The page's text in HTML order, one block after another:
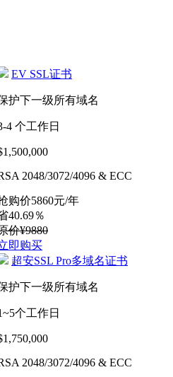
EV SSL证书
护下一级所有域名
4 个工作日
2048/3072/4096 & ECC
购价5860元/年
40.69％
价¥9880
即购买
超安SSL Pro多域名证书
护下一级所有域名
个工作日
2048/3072/4096 & ECC